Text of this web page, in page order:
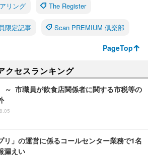
リング The Register
限定記事 Scan PREMIUM 倶楽部
PageTop
クセスランキング
～ 市職員が飲食店関係者に関する市税等の
リ」の運営に係るコールセンター業務で1名
漏えい